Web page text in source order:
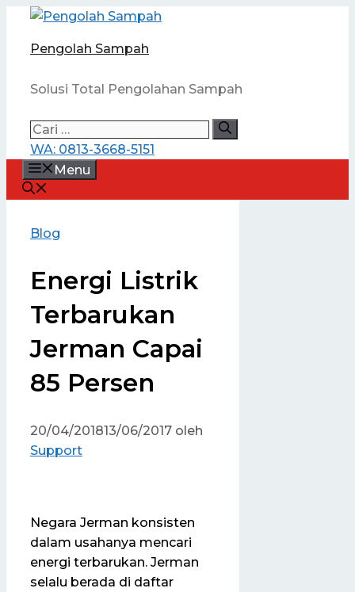
Langsung
Pengolah Sampah
Solusi Total Pengolahan Sampah
Cari
untuk:
WA: 0813-3668-5151
Menu
Blog
Energi Listrik
Terbarukan
Jerman Capai
85 Persen
20/04/201813/06/2017 oleh
Support
Negara Jerman konsisten
dalam usahanya mencari
energi terbarukan. Jerman
selalu berada di daftar